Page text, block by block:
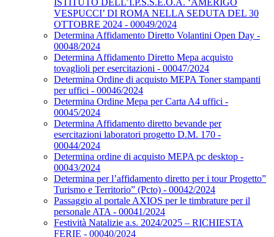
ISTITUTO DELL’I.P.S.S.E.O.A. ‘AMERIGO
VESPUCCI’ DI ROMA NELLA SEDUTA DEL 30
OTTOBRE 2024 - 00049/2024
Determina Affidamento Diretto Volantini Open Day -
00048/2024
Determina Affidamento Diretto Mepa acquisto
tovaglioli per esercitazioni - 00047/2024
Determina Ordine di acquisto MEPA Toner stampanti
per uffici - 00046/2024
Determina Ordine Mepa per Carta A4 uffici -
00045/2024
Determina Affidamento diretto bevande per
esercitazioni laboratori progetto D.M. 170 -
00044/2024
Determina ordine di acquisto MEPA pc desktop -
00043/2024
Determina per l’affidamento diretto per i tour Progetto”
Turismo e Territorio” (Pcto) - 00042/2024
Passaggio al portale AXIOS per le timbrature per il
personale ATA - 00041/2024
Festività Natalizie a.s. 2024/2025 – RICHIESTA
FERIE - 00040/2024